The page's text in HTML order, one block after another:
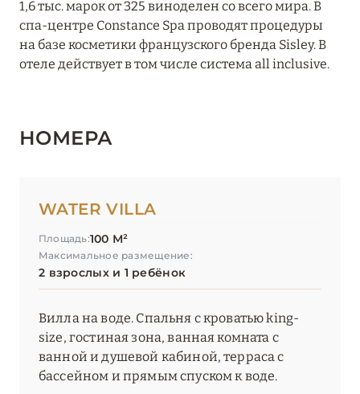
1,6 тыс. марок от 325 виноделен со всего мира. В
спа-центре Constance Spa проводят процедуры
на базе косметики французского бренда Sisley. В
отеле действует в том числе система all inclusive.
НОМЕРА
WATER VILLA
Площадь:100 М²
Максимальное размещение:
2 взрослых и 1 ребёнок
Вилла на воде. Спальня с кроватью king-
size, гостиная зона, ванная комната с
ванной и душевой кабиной, терраса с
бассейном и прямым спуском к воде.